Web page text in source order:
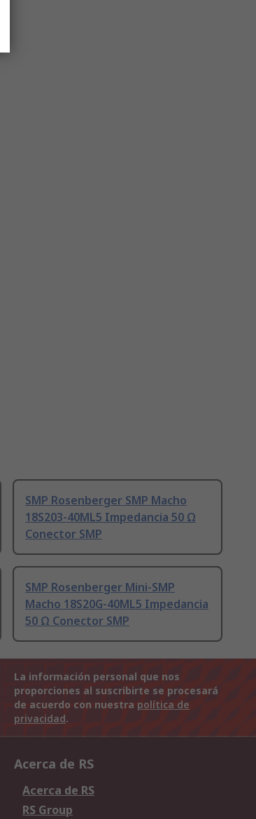
SMP Rosenberger SMP Macho
18S203-40ML5 Impedancia 50 Ω
Conector SMP
SMP Rosenberger Mini-SMP
Macho 18S20G-40ML5 Impedancia
50 Ω Conector SMP
La información personal que nos
proporciones al suscribirte se procesará
de acuerdo con nuestra política de
privacidad.
Acerca de RS
Acerca de RS
RS Group